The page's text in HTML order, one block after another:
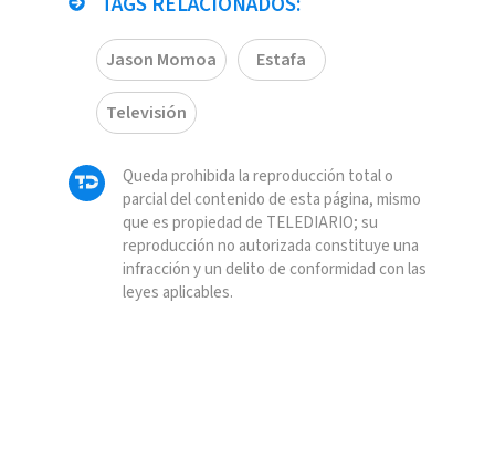
Jason Momoa Estafa
Televisión
Queda prohibida la reproducción total o
parcial del contenido de esta página, mismo
que es propiedad de TELEDIARIO; su
reproducción no autorizada constituye una
infracción y un delito de conformidad con las
leyes aplicables.